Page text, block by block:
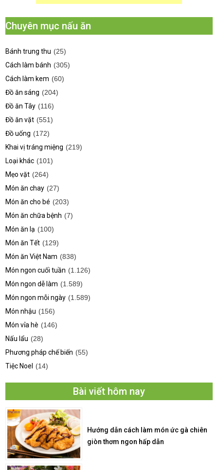
Chuyên mục nấu ăn
Bánh trung thu (25)
Cách làm bánh (305)
Cách làm kem (60)
Đồ ăn sáng (204)
Đồ ăn Tây (116)
Đồ ăn vặt (551)
Đồ uống (172)
Khai vị tráng miệng (219)
Loại khác (101)
Mẹo vặt (264)
Món ăn chay (27)
Món ăn cho bé (203)
Món ăn chữa bệnh (7)
Món ăn lạ (100)
Món ăn Tết (129)
Món ăn Việt Nam (838)
Món ngon cuối tuần (1.126)
Món ngon dễ làm (1.589)
Món ngon mỗi ngày (1.589)
Món nhậu (156)
Món vỉa hè (146)
Nấu lẩu (28)
Phương pháp chế biến (55)
Tiệc Noel
(14)
Bài viết hôm nay
Hướng dẫn cách làm món ức gà chiên
giòn thơm ngon hấp dẫn